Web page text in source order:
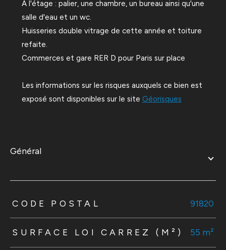
A l'étage : palier, une chambre, un bureau ainsi qu'une
salle d'eau et un wc.
Huisseries double vitrage de cette année et toiture
refaite.
Commerces et gare RER D pour Paris sur place
Les informations sur les risques auxquels ce bien est
exposé sont disponibles sur le site Géorisques
général
TRAD_ZEPHYR_Caracteristique TRAD_ZEPHYR_Valeurs
CODE POSTAL 91820
SURFACE LOI CARREZ (M²) 55 m²